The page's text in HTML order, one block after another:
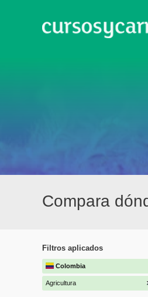
Compara
Filtros aplicados
Colombia
Agricultura